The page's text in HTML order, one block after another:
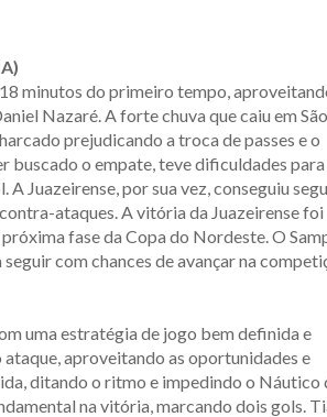
minutos do primeiro tempo,
Nazaré. A forte chuva que caiu em São
prejudicando a troca de passes e o
buscado o empate, teve dificuldades para
A Juazeirense, por sua vez, conseguiu
ataques. A vitória da Juazeirense foi
fase da Copa do Nordeste. O
com chances de avançar na
uma estratégia de jogo bem definida e
aproveitando as oportunidades e
ditando o ritmo e impedindo o Náutico
na vitória, marcando dois gols.